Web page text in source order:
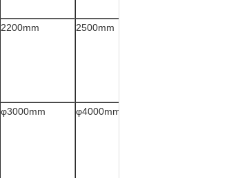
2200mm 2500mm
φ3000mm φ4000mm